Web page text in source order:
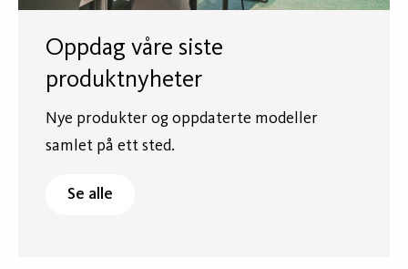
Oppdag våre siste
produktnyheter
Nye produkter og oppdaterte modeller
samlet på ett sted.
Se alle